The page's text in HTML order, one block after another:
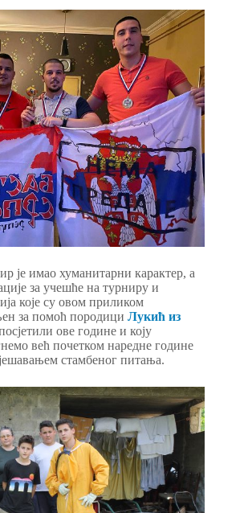
је имао хуманитарни карактер, а
за учешће на турниру и
које су овом приликом
за помоћ породици Лукић из
ове године и коју
већ почетком наредне године
стамбеног питања.